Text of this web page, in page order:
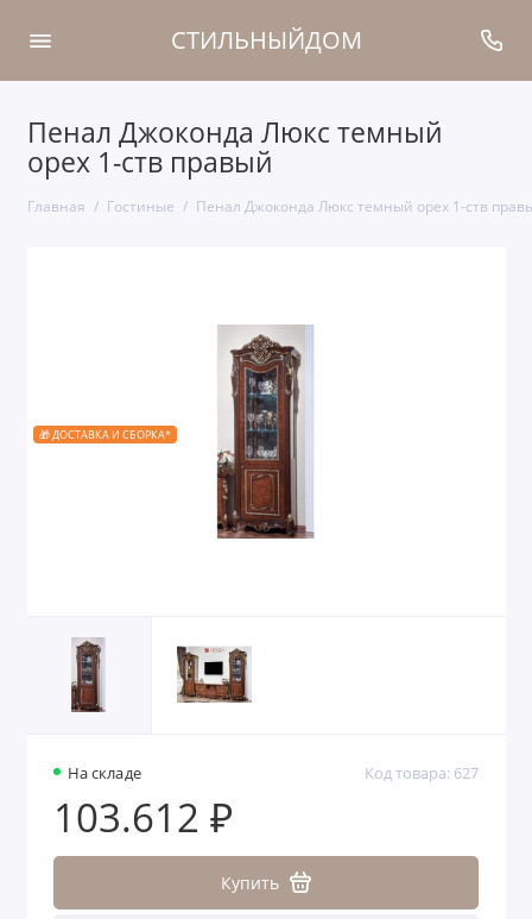
СТИЛЬНЫЙДОМ
Пенал Джоконда Люкс темный
орех 1-ств правый
Главная Гостиные Пенал Джоконда Люкс темный орех 1-ств
🎁 ДОСТАВКА И СБОРКА*
На складе Код товара: 627
103.612 ₽
Купить